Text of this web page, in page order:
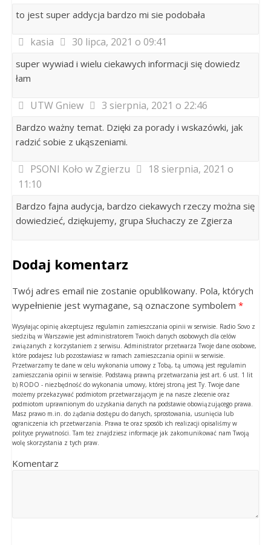
to jest super addycja bardzo mi sie podobała
kasia 30 lipca, 2021 o 09:41
super wywiad i wielu ciekawych informacji się dowiedz
łam
UTW Gniew 3 sierpnia, 2021 o 22:46
Bardzo ważny temat. Dzięki za porady i wskazówki, jak
radzić sobie z ukąszeniami.
PSONI Koło w Zgierzu
18 sierpnia, 2021 o
11:10
Bardzo fajna audycja, bardzo ciekawych rzeczy można się
dowiedzieć, dziękujemy, grupa Słuchaczy ze Zgierza
Dodaj komentarz
Twój adres email nie zostanie opublikowany. Pola, których
wypełnienie jest wymagane, są oznaczone symbolem *
Wysyłając opinię akceptujesz regulamin zamieszczania opinii w serwisie. Radio Sovo z
siedzibą w Warszawie jest administratorem Twoich danych osobowych dla celów
związanych z korzystaniem z serwisu. Administrator przetwarza Twoje dane osobowe,
które podajesz lub pozostawiasz w ramach zamieszczania opinii w serwisie.
Przetwarzamy te dane w celu wykonania umowy z Tobą, tą umową jest regulamin
zamieszczania opinii w serwisie. Podstawą prawną przetwarzania jest art. 6 ust. 1 lit
b) RODO - niezbędność do wykonania umowy, której stroną jest Ty. Twoje dane
możemy przekazywać podmiotom przetwarzającym je na nasze zlecenie oraz
podmiotom uprawnionym do uzyskania danych na podstawie obowiązującego prawa.
Masz prawo m.in. do żądania dostępu do danych, sprostowania, usunięcia lub
ograniczenia ich przetwarzania. Prawa te oraz sposób ich realizacji opisaliśmy w
polityce prywatności. Tam też znajdziesz informacje jak zakomunikować nam Twoją
wolę skorzystania z tych praw.
Komentarz